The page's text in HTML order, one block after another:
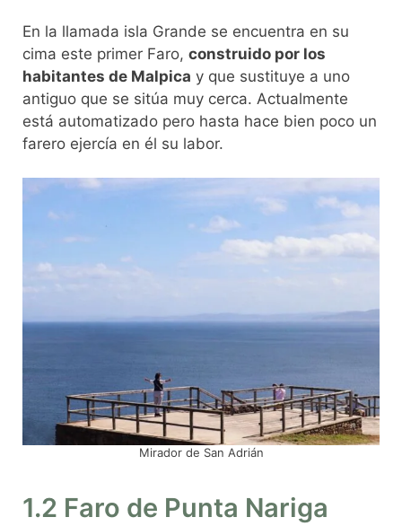
En la llamada isla Grande se encuentra en su
cima este primer Faro, construido por los
habitantes de Malpica y que sustituye a uno
antiguo que se sitúa muy cerca. Actualmente
está automatizado pero hasta hace bien poco un
farero ejercía en él su labor.
Mirador de San Adrián
1.2 Faro de Punta Nariga